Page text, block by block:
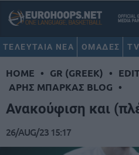
ΤΕΛΕΥΤΑΙΑ ΝΕΑ ΟΜΑΔΕΣ TV
HOME • GR (GREEK) •
ΑΡΗΣ ΜΠΑΡΚΑΣ BLOG •
Ανακούφιση και
26/AUG/23 15:17